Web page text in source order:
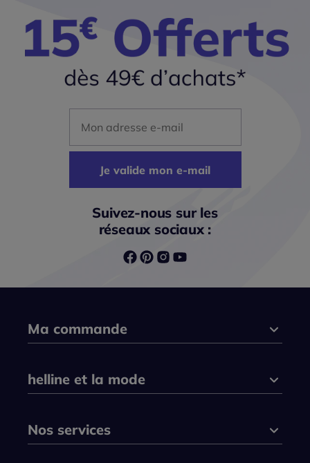
Je valide mon e-mail
Suivez-nous sur les
réseaux sociaux :
Ma commande
helline et la mode
Nos services